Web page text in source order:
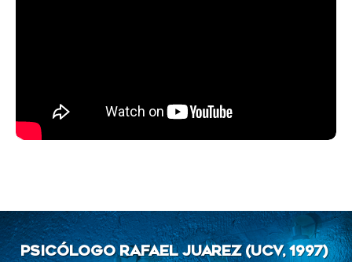
PSICÓLOGO RAFAEL JUAREZ (UCV, 1997)